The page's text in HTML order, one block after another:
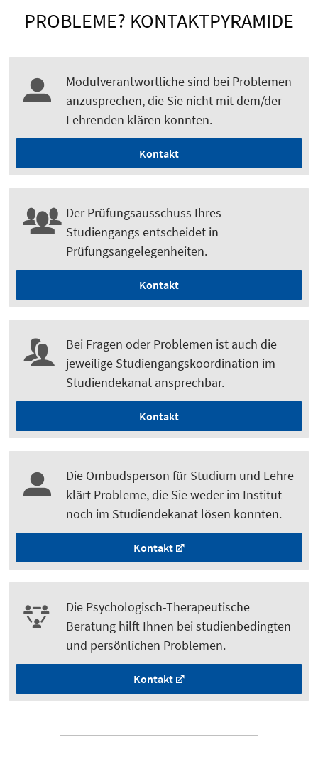
PROBLEME? KONTAKTPYRAMIDE
Modulverantwortliche sind bei Problemen
anzusprechen, die Sie nicht mit dem/der
Lehrenden klären konnten.
Kontakt
Der Prüfungsausschuss Ihres
Studiengangs entscheidet in
Prüfungsangelegenheiten.
Kontakt
Bei Fragen oder Problemen ist auch die
jeweilige Studiengangskoordination im
Studiendekanat ansprechbar.
Kontakt
Die Ombudsperson für Studium und Lehre
klärt Probleme, die Sie weder im Institut
noch im Studiendekanat lösen konnten.
Kontakt
Die Psychologisch-Therapeutische
Beratung hilft Ihnen bei studienbedingten
und persönlichen Problemen.
Kontakt